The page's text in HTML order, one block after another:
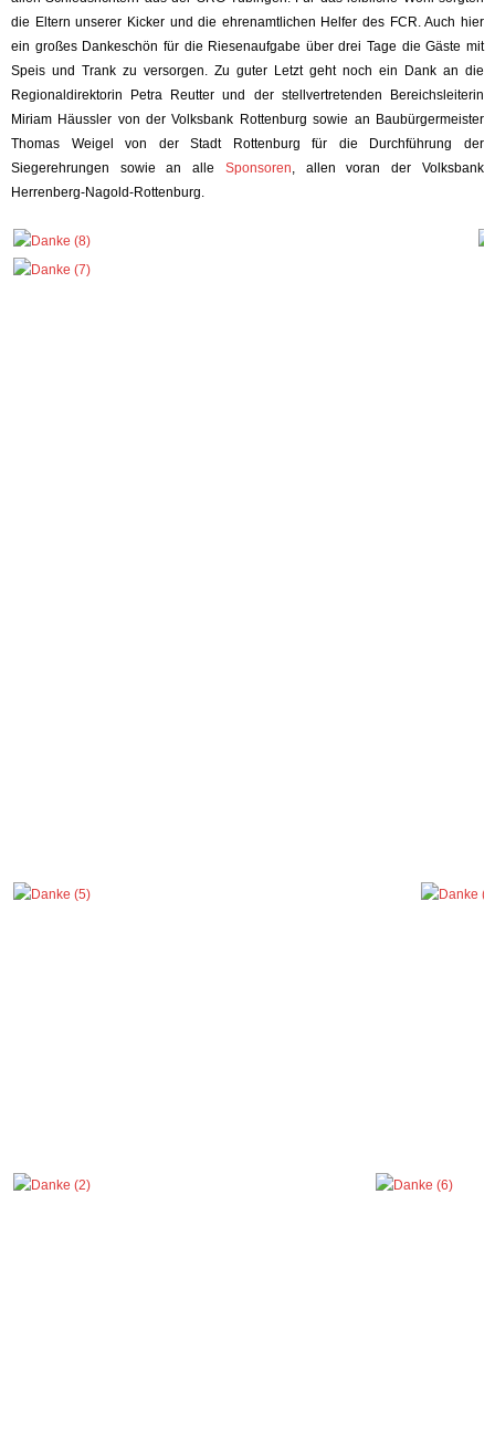
die Eltern unserer Kicker und die ehrenamtlichen Helfer des FCR. Auch hier
ein großes Dankeschön für die Riesenaufgabe über drei Tage die Gäste mit
Speis und Trank zu versorgen. Zu guter Letzt geht noch ein Dank an die
Regionaldirektorin Petra Reutter und der stellvertretenden Bereichsleiterin
Miriam Häussler von der Volksbank Rottenburg sowie an Baubürgermeister
Thomas Weigel von der Stadt Rottenburg für die Durchführung der
Siegerehrungen sowie an alle Sponsoren , allen voran der Volksbank
Herrenberg-Nagold-Rottenburg.